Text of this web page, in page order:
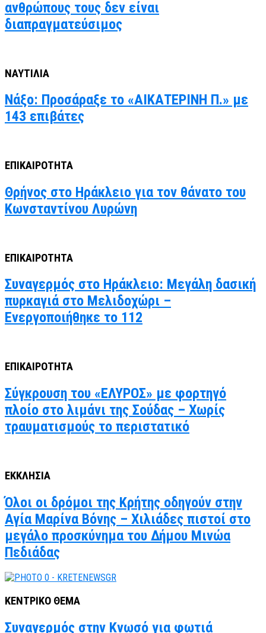
ανθρώπους τους δεν είναι
διαπραγματεύσιμος
ΝΑΥΤΙΛΙΑ
Νάξο: Προσάραξε το «ΑΙΚΑΤΕΡΙΝΗ Π.» με
143 επιβάτες
ΕΠΙΚΑΙΡΟΤΗΤΑ
Θρήνος στο Ηράκλειο για τον θάνατο του
Κωνσταντίνου Λυρώνη
ΕΠΙΚΑΙΡΟΤΗΤΑ
Συναγερμός στο Ηράκλειο: Μεγάλη δασική
πυρκαγιά στο Μελιδοχώρι –
Ενεργοποιήθηκε το 112
ΕΠΙΚΑΙΡΟΤΗΤΑ
Σύγκρουση του «ΕΛΥΡΟΣ» με φορτηγό
πλοίο στο λιμάνι της Σούδας – Χωρίς
τραυματισμούς το περιστατικό
ΕΚΚΛΗΣΙΑ
Όλοι οι δρόμοι της Κρήτης οδηγούν στην
Αγία Μαρίνα Βόνης – Χιλιάδες πιστοί στο
μεγάλο προσκύνημα του Δήμου Μινώα
Πεδιάδας
ΚΕΝΤΡΙΚΟ ΘΕΜΑ
Συναγερμός στην Κνωσό για φωτιά